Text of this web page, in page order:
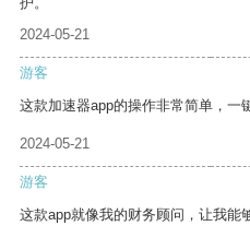
2024-05-21
游客
这款加速器app的操作非常简单，一
2024-05-21
游客
这款app就像我的财务顾问，让我能